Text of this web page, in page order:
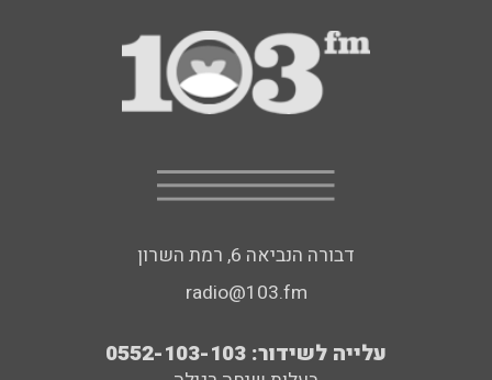
דבורה הנביאה 6, רמת השרון
radio@103.fm
עלייה לשידור: 0552-103-103